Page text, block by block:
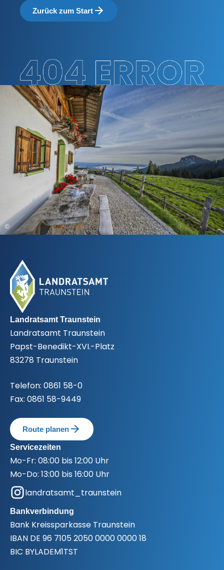
Zurück zum Start
©
Fußbereich
Landratsamt Traunstein
Landratsamt Traunstein
Papst-Benedikt-XVI.-Platz
83278 Traunstein
Telefon: 0861 58-0
Fax: 0861 58-9449
Route planen
Servicezeiten
Mo-Fr: 08:00 bis 12:00 Uhr
Mo-Do: 13:00 bis 16:00 Uhr
landratsamt_traunstein
Bankverbindung
Bank Kreissparkasse Traunstein
IBAN DE 96 7105 2050 0000 0000 18
BIC BYLADEM1TST